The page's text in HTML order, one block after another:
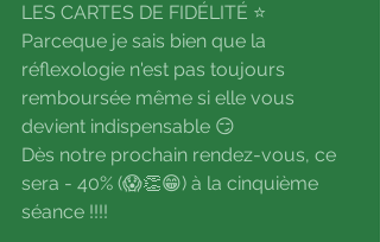
LES CARTES DE FIDÉLITÉ ⭐
Parceque je sais bien que la
réflexologie n'est pas toujours
remboursée même si elle vous
devient indispensable 😏
Dès notre prochain rendez-vous, ce
sera - 40% (😱👏😁) à la cinquième
séance !!!!